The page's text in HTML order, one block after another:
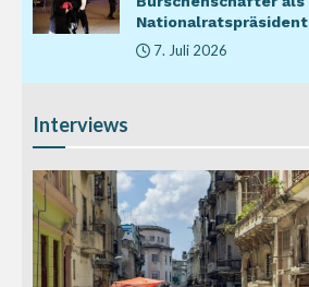
Nationalratspräsident
7. Juli 2026
Interviews